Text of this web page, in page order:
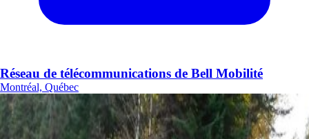
Réseau de télécommunications de Bell Mobilité
Montréal, Québec